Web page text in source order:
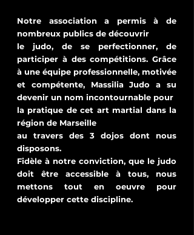
Notre association a permis à de
nombreux publics de découvrir
le judo, de se perfectionner, de
participer à des compétitions. Grâce
à une équipe professionnelle, motivée
et compétente, Massilia Judo a su
devenir un nom incontournable pour
la pratique de cet art martial dans la
région de Marseille
au travers des 3 dojos dont nous
disposons.
Fidèle à notre conviction, que le judo
doit être accessible à tous, nous
mettons tout en oeuvre pour
développer cette discipline.